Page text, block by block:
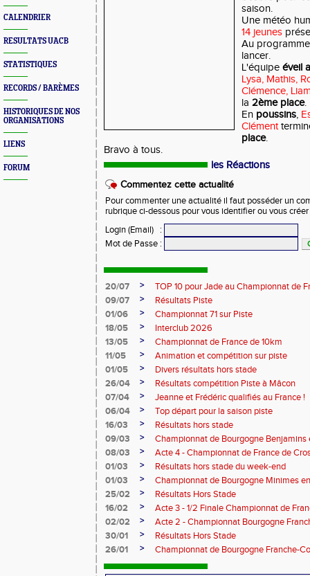
CALENDRIER
RESULTATS UACB
STATISTIQUES
RECORDS / BARÈMES
HISTORIQUES DE NOS
ORGANISATIONS
LIENS
FORUM
saison.
Une météo
14 jeunes
Au
lancer.
L'équipe éveil
Lysa, Mathis,
Clémence,
la 2ème place.
En poussins,
Clément
place.
Bravo à tous.
les Réactions
Commentez cette actualité
Pour commenter une actualité il faut posséder un
rubrique ci-dessous pour vous identifier ou vous
Login (Email)
:
Mot de Passe :
20/07 >
TOP 10 pour Jade au Championnat de
09/07
>
Résultats Piste
01/06
>
Championnat 71 sur Piste
18/05
>
Interclub 2026
13/05
>
Championnat de France de 10km
11/05
>
Animation et compétition sur piste
01/05
>
Divers résultats hors stade
26/04
>
Résultats compétition Piste à Mâcon
07/04
>
Jeanne et Frédéric qualifiés au France !
06/04
>
Top départ pour la saison piste
16/03
>
Résultats hors stade
09/03
>
Championnat de Bourgogne Benjamins
08/03
>
Acte 4 - Championnat de France de
01/03
>
Résultats hors stade du week-end
01/03
>
Championnat de Bourgogne Minimes
25/02
>
Résultats Hors Stade
16/02
>
Acte 3 - 1/2 Finale Championnat de
02/02
>
Acte 2 - Championnat Bourgogne
30/01
>
Résultats Hors Stade
26/01
> Championnat de Bourgogne Franche-